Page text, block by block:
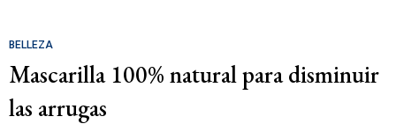
BELLEZA
Mascarilla 100% natural para disminuir
las arrugas